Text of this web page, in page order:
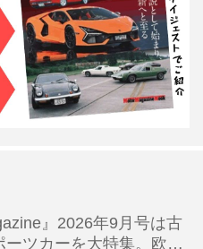
』2026年9月号は古
ーツカーを大特集。欧州